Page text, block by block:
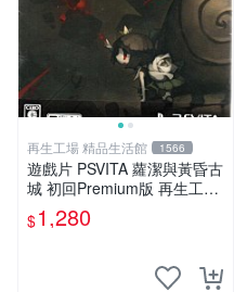
再生工場 精品生活館 1566
遊戲片 PSVITA 蘿潔與黃昏古
城 初回Premium版 再生工場
01
$1,280